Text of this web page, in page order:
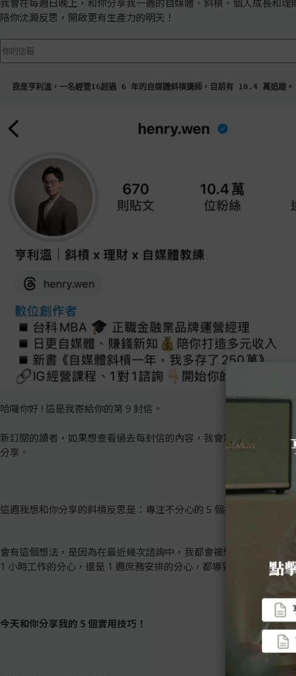
我會在每週日晚上，和你分享我一週的自媒體、斜槓、個人成長和
陪你沈澱反思，開啟更有生產力的明天！
我是亨利溫，一名經營IG超過 6 年的自媒體斜槓講師，目前有 10.4 萬追蹤。
哈囉你好 ! 這是我寄給你的第 9 封信。
新訂閱的讀者，如果想查看過去每封信的內容，我會定期更新在我部
分享。
這週我想和你分享的斜槓反思是：專注不分心的 5 個技巧，讓你高效
會有這個想法，是因為在最近幾次諮詢中，我都會被學員詢問，平常
1 小時工作的分心，還是 1 週庶務安排的分心，都導致自己沒辦法投
今天和你分享我的 5 個實用技巧！